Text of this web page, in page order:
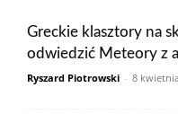
Wietnam Włochy
Wpisy
Greckie klasztory na
odwiedzić Meteory z
Ryszard Piotrowski - 8